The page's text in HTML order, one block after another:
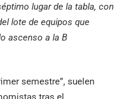
lugar de la tabla, con
lote de equipos que
ascenso a la B
semestre”, suelen
tras el